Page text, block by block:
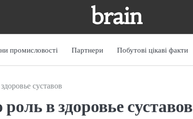
brain
промисловості Партнери Побутові цікаві факти
суставов
в здоровье суставов